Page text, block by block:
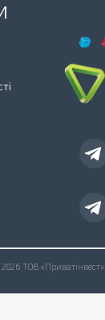
ТОВ «Приватінвест»